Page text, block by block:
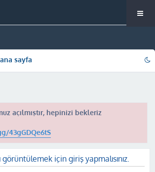
sayfa
açılmıştır, hepinizi bekleriz
43gGDQe6tS
görüntülemek için giriş yapmalısınız.